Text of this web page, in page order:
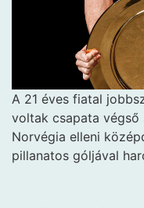
A 21 éves fiatal
voltak csapata végső
Norvégia elleni
pillanatos góljával